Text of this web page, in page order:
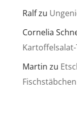
Ralfzu
Cornelia
Martin zu
Fischstäbchen